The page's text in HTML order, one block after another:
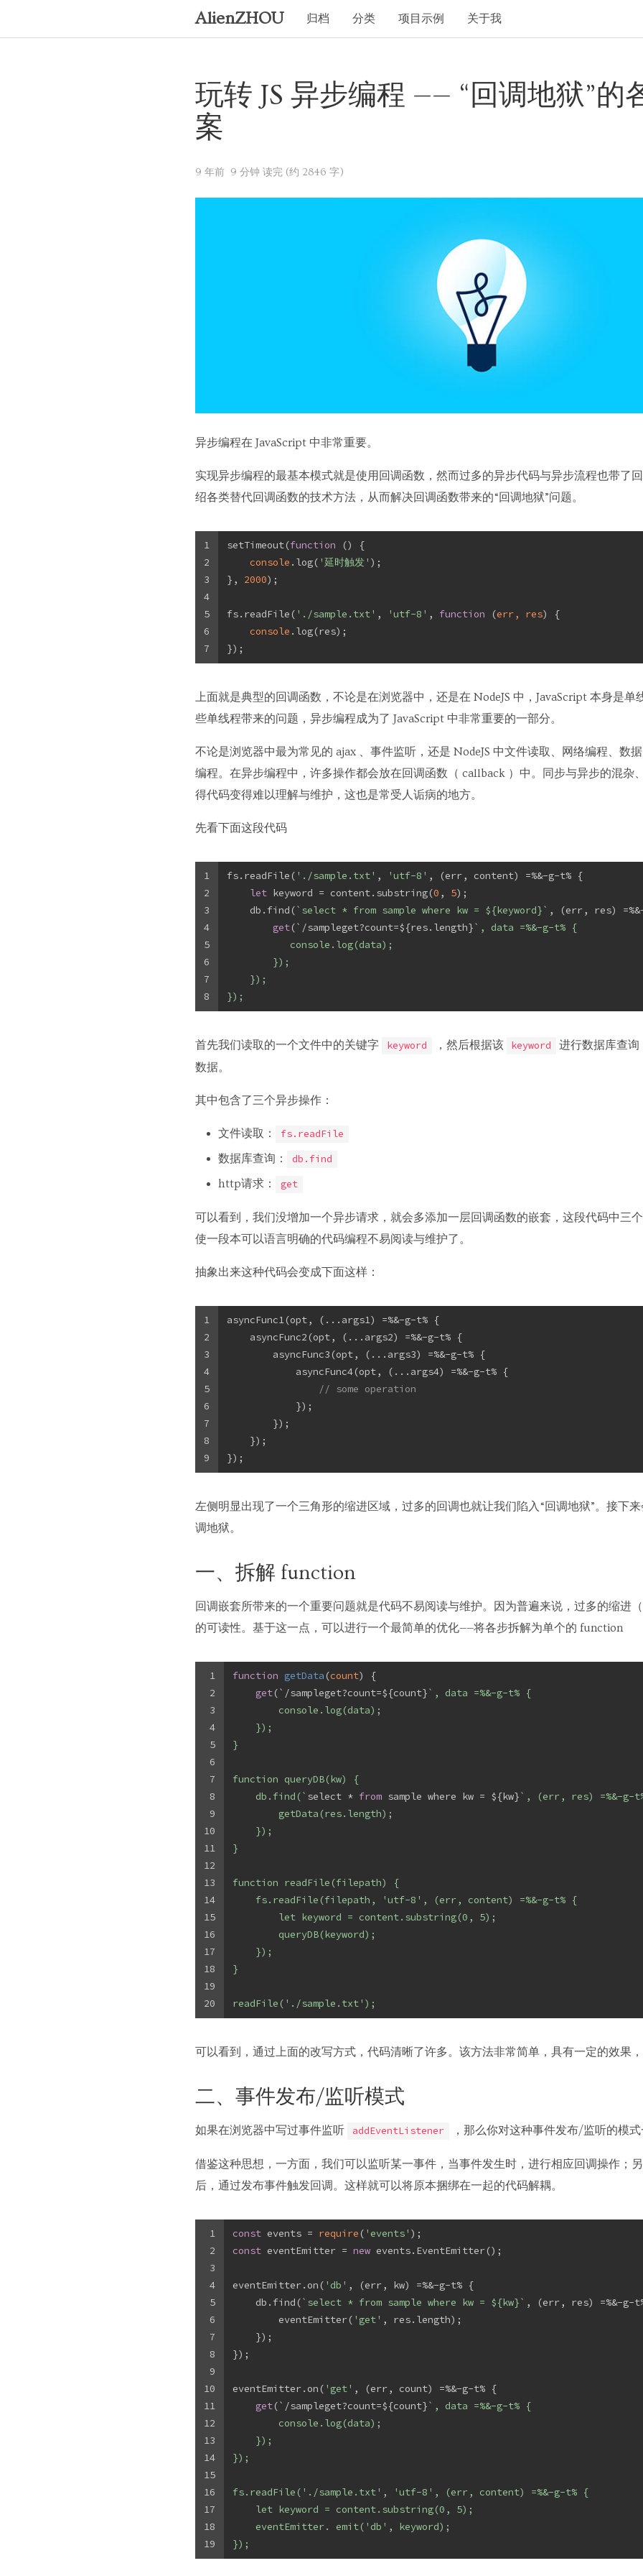
AlienZHOU 归档 分类 项目示例 关于我
玩转 JS 异步编程 —— “回调地狱”的
案
9 年前 9 分钟 读完 (约 2846 字)
异步编程在 JavaScript 中非常重要。
实现异步编程的最基本模式就是使用回调函数，然而过多的异步代码与异步流程也带了
绍各类替代回调函数的技术方法，从而解决回调函数带来的“回调地狱”问题。
1
2
3
4
5
6
7
setTimeout(function ()
{
console .log( '延时触发' );
}, 2000);
fs.readFile( './sample.txt' , 'utf-8' , function (err, res)
{
console .log(res);
});
上面就是典型的回调函数，不论是在浏览器中，还是在 NodeJS 中，JavaScript 本身是单
些单线程带来的问题，异步编程成为了 JavaScript 中非常重要的一部分。
不论是浏览器中最为常见的 ajax 、事件监听，还是 NodeJS 中文件读取、网络编程、数
编程。在异步编程中，许多操作都会放在回调函数（ callback ）中。同步与异步的混杂
得代码变得难以理解与维护，这也是常受人诟病的地方。
先看下面这段代码
1
2
3
4
5
6
7
8
fs.readFile( './sample.txt' , 'utf-8' , (err, content) =%&-g-t% {
let keyword = content.substring(0 , 5);
    db.find(
`select * from sample where kw = ${keyword}` , (err, res)
get(`/sampleget?count=${res.length}`, data =%&-g-t% {
           console.log(data);
        });
    });
});
首先我们读取的一个文件中的关键字 keyword ，然后根据该 keyword
进行数据库查
数据。
其中包含了三个异步操作：
文件读取： fs.readFile
数据库查询： db.find
http请求： get
可以看到，我们没增加一个异步请求，就会多添加一层回调函数的嵌套，这段代码中三
使一段本可以语言明确的代码编程不易阅读与维护了。
抽象出来这种代码会变成下面这样：
1
2
3
4
5
6
7
8
9
asyncFunc1(opt, (...args1) =%&-g-t% {
    asyncFunc2(opt, (...args2) =%&-g-t% {
        asyncFunc3(opt, (...args3) =%&-g-t% {
            asyncFunc4(opt, (...args4) =%&-g-t% {
// some operation
            });
        });
    });
});
左侧明显出现了一个三角形的缩进区域，过多的回调也就让我们陷入“回调地狱”。接下
调地狱。
一、拆解 function
回调嵌套所带来的一个重要问题就是代码不易阅读与维护。因为普遍来说，过多的缩进
的可读性。基于这一点，可以进行一个最简单的优化——将各步拆解为单个的 function
1
2
3
4
5
6
7
8
9
10
11
12
13
14
15
16
17
18
19
20
function getData (count)
{
get(`/sampleget?count=${count}`, data =%&-g-t% {
        console.log(data);
    });
}
function queryDB(kw) {
    db.find(`
select * from sample where kw = ${kw}`, (err, res) =%&-g-
        getData(res.length);
    });
}
function readFile(filepath) {
    fs.readFile(filepath, 'utf-8', (err, content) =%&-g-t% {
        let keyword = content.substring(0, 5);
        queryDB(keyword);
    });
}
readFile('./sample.txt');
可以看到，通过上面的改写方式，代码清晰了许多。该方法非常简单，具有一定的效果
二、事件发布/监听模式
如果在浏览器中写过事件监听 addEventListener ，那么你对这种事件发布/监听的模
借鉴这种思想，一方面，我们可以监听某一事件，当事件发生时，进行相应回调操作；
后，通过发布事件触发回调。这样就可以将原本捆绑在一起的代码解耦。
1
2
3
4
5
6
7
8
9
10
11
12
13
14
15
16
17
18
19
const events = require ( 'events' );
const eventEmitter = new events.EventEmitter();
eventEmitter.on( 'db' , (err, kw) =%&-g-t% {
    db.find(
`select * from sample where kw = ${kw}` , (err, res) =%&-g-
        eventEmitter(
'get' , res.length);
    });
});
eventEmitter.on( 'get' , (err, count) =%&-g-t% {
get(`/sampleget?count=${count}`, data =%&-g-t% {
        console.log(data);
    });
});
fs.readFile('./sample.txt', 'utf-8', (err, content) =%&-g-t% {
    let keyword = content.substring(0, 5);
    eventEmitter. emit('db', keyword);
});